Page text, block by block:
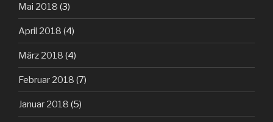
Mai 2018 (3)
April 2018 (4)
März 2018 (4)
Februar 2018 (7)
Januar 2018 (5)